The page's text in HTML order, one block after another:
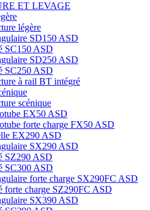
ET LEVAGE
légère
SD150 ASD
SC150 ASD
SD250 ASD
SC250 ASD
à rail BT intégré
scénique
EX50 ASD
forte charge FX50 ASD
EX290 ASD
SX290 ASD
SZ290 ASD
SC300 ASD
forte charge SX290FC ASD
forte charge SZ290FC ASD
SX390 ASD